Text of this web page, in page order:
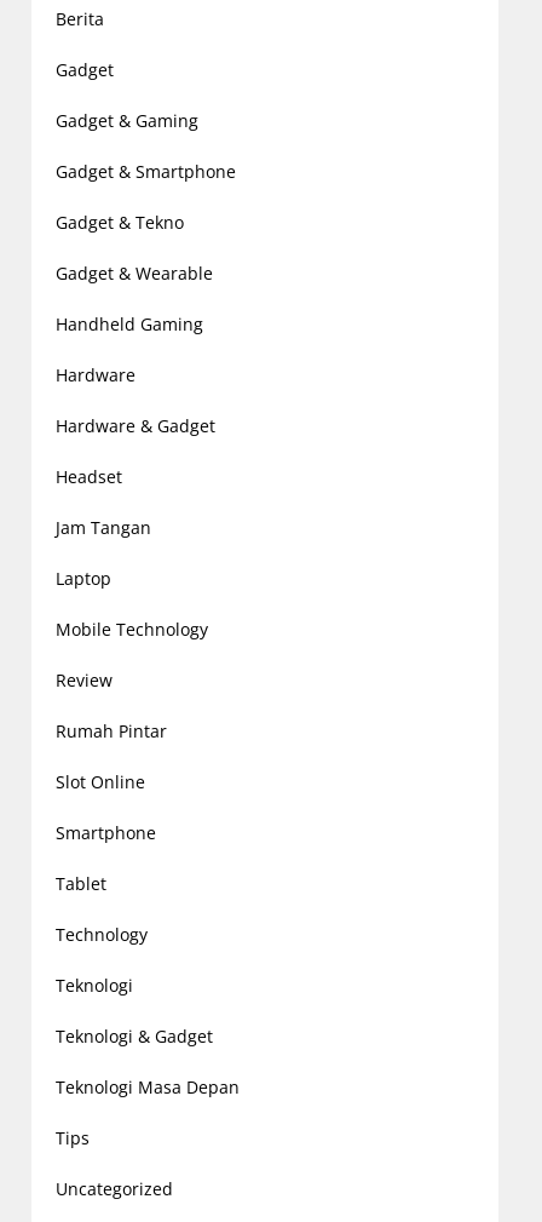
Berita
Gadget
Gadget & Gaming
Gadget & Smartphone
Gadget & Tekno
Gadget & Wearable
Handheld Gaming
Hardware
Hardware & Gadget
Headset
Jam Tangan
Laptop
Mobile Technology
Review
Rumah Pintar
Slot Online
Smartphone
Tablet
Technology
Teknologi
Teknologi & Gadget
Teknologi Masa Depan
Tips
Uncategorized